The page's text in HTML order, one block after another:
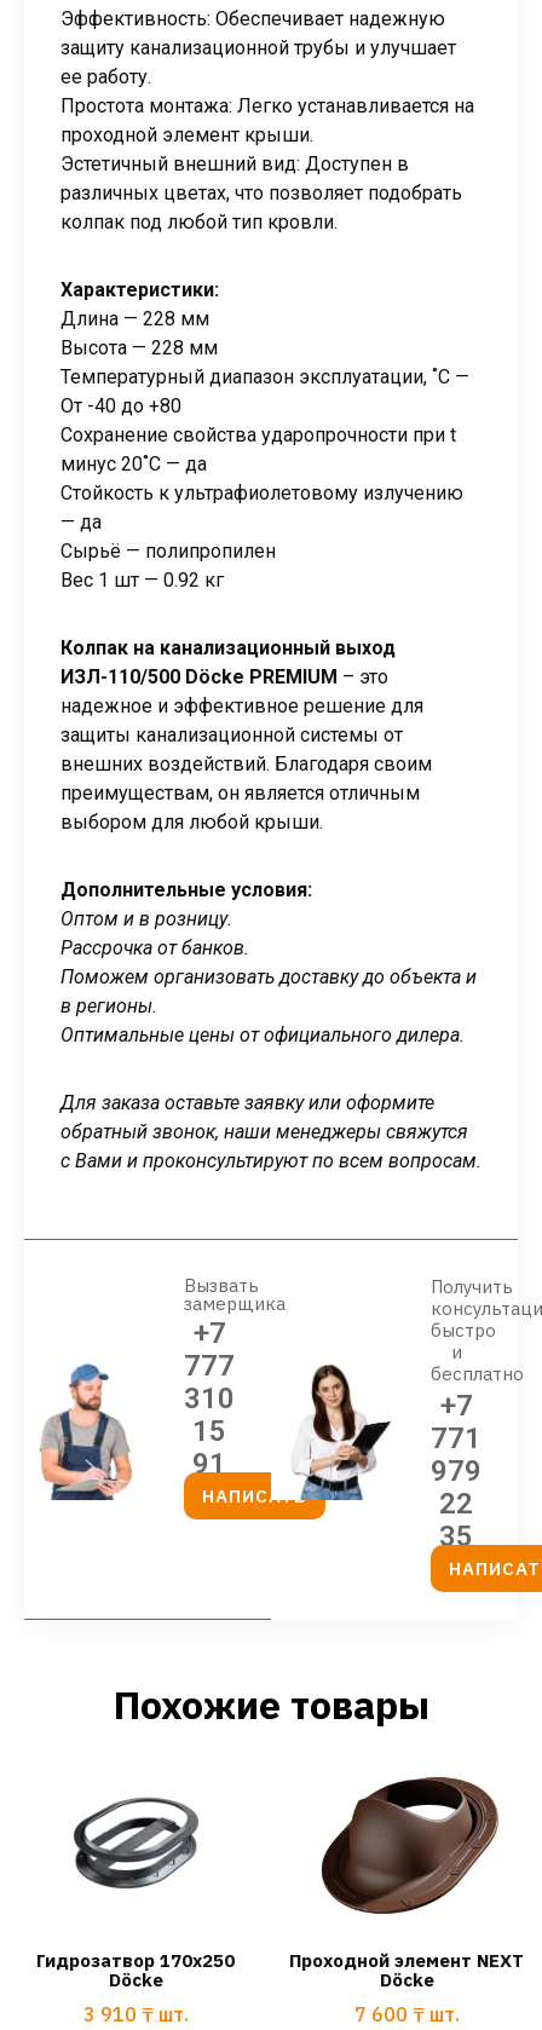
Эффективность: Обеспечивает надежную
защиту канализационной трубы и улучшает
ее работу.
Простота монтажа: Легко устанавливается на
проходной элемент крыши.
Эстетичный внешний вид: Доступен в
различных цветах, что позволяет подобрать
колпак под любой тип кровли.
Характеристики:
Длина — 228 мм
Высота — 228 мм
Температурный диапазон эксплуатации, ˚С —
От -40 до +80
Сохранение свойства ударопрочности при t
минус 20˚C — да
Стойкость к ультрафиолетовому излучению
— да
Сырьё — полипропилен
Вес 1 шт — 0.92 кг
Колпак на канализационный выход
ИЗЛ-110/500 Döcke PREMIUM – это
надежное и эффективное решение для
защиты канализационной системы от
внешних воздействий. Благодаря своим
преимуществам, он является отличным
выбором для любой крыши.
Дополнительные условия:
Оптом и в розницу.
Рассрочка от банков.
Поможем организовать доставку до объекта и
в регионы.
Оптимальные цены от официального дилера.
Для заказа оставьте заявку или оформите
обратный звонок, наши менеджеры свяжутся
с Вами и проконсультируют по всем вопросам.
Вызвать
замерщика
+7
777
310
15
91
НАПИСАТЬ
Получить
быстро
и
бесплатно
+7
771
979
22
35
Похожие товары
Гидрозатвор 170х250
Döcke
3 910 ₸ шт.
Проходной элемент NEXT
Döcke
7 600 ₸ шт.